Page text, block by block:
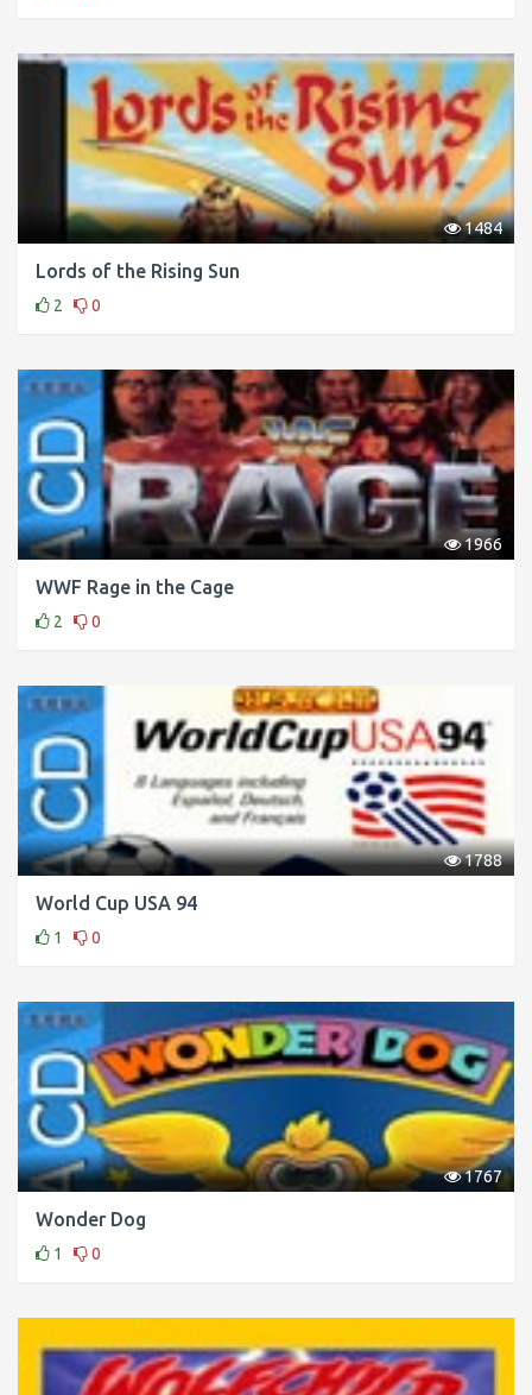
1484
Lords of the Rising Sun
2 0
1966
WWF Rage in the Cage
2 0
1788
World Cup USA 94
1 0
1767
Wonder Dog
1 0